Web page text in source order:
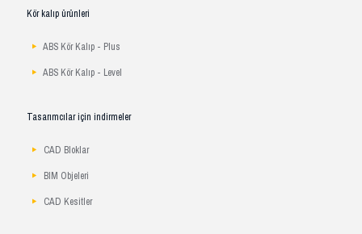
Kör kalıp ürünleri
ABS Kör Kalıp - Plus
ABS Kör Kalıp - Level
Tasarımcılar için indirmeler
CAD Bloklar
BIM Objeleri
CAD Kesitler